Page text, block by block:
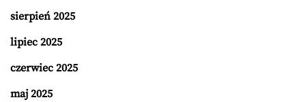
sierpień 2025
lipiec 2025
czerwiec 2025
maj 2025